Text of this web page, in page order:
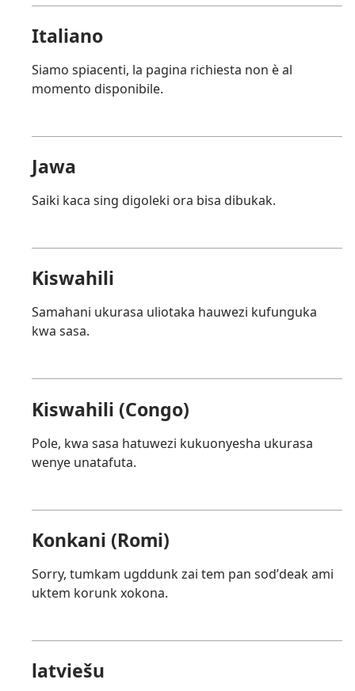
Italiano
Siamo spiacenti, la pagina richiesta non è al
momento disponibile.
Jawa
Saiki kaca sing digoleki ora bisa dibukak.
Kiswahili
Samahani ukurasa uliotaka hauwezi kufunguka
kwa sasa.
Kiswahili (Congo)
Pole, kwa sasa hatuwezi kukuonyesha ukurasa
wenye unatafuta.
Konkani (Romi)
Sorry, tumkam ugddunk zai tem pan sodʼdeak ami
uktem korunk xokona.
latviešu